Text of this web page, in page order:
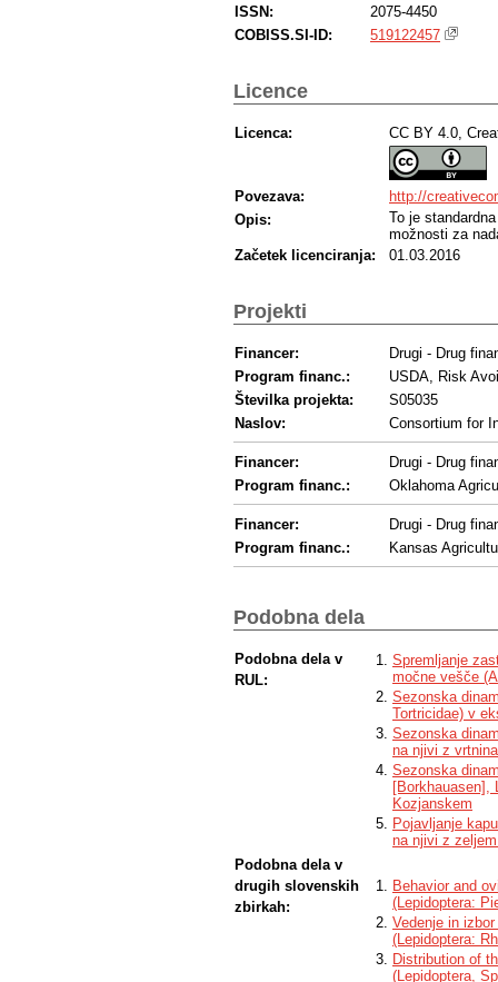
ISSN:
2075-4450
COBISS.SI-ID:
519122457
Licence
Licenca: CC BY 4.0,
Povezava:
http://
Opis:
To je
možnosti za
Začetek licenciranja:
01.03.2016
Projekti
Financer:
Drugi - Drug
Program financ.:
USDA, Risk
Številka projekta:
S05035
Naslov:
Consortium for
Financer:
Drugi - Drug
Program financ.:
Oklahoma
Financer:
Drugi - Drug
Program financ.:
Kansas
Program financ.:
Podobna dela
Podobna dela v
RUL:
Spremljanje
močne vešče
Sezonska
Tortricidae) v
Sezonska
na njivi z
Sezonska
[Borkhauasen],
Kozjanskem
Pojavljanje
na njivi z
Podobna dela v
drugih slovenskih
zbirkah:
Behavior and
(Lepidoptera:
Vedenje in
(Lepidoptera:
Distribution of
(Lepidoptera,